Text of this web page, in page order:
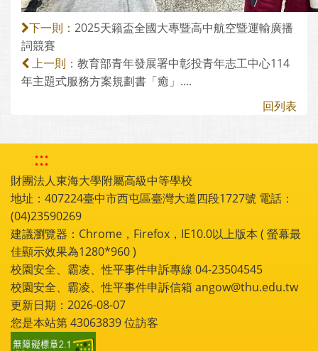
下一則： 2025天籟盃全國大專暨高中航空暨運輸廣播
詞競賽
上一則： 教育部青年發展署中彰投青年志工中心114
年主題式服務方案規劃書「癒」....
回列表
:::
財團法人東海大學附屬高級中等學校
地址：407224臺中市西屯區臺灣大道四段1727號 電話：
(04)23590269
建議瀏覽器：Chrome，Firefox，IE10.0以上版本 ( 螢幕最
佳顯示效果為1280*960 )
校園安全、霸凌、性平事件申訴專線 04-23504545
校園安全、霸凌、性平事件申訴信箱 angow@thu.edu.tw
更新日期：2026-08-07
您是本站第43063839位訪客